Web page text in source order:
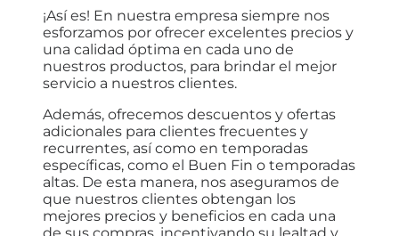
¡Así es! En nuestra empresa siempre nos
esforzamos por ofrecer excelentes precios y
una calidad óptima en cada uno de
nuestros productos, para brindar el mejor
servicio a nuestros clientes.
Además, ofrecemos descuentos y ofertas
adicionales para clientes frecuentes y
recurrentes, así como en temporadas
específicas, como el Buen Fin o temporadas
altas. De esta manera, nos aseguramos de
que nuestros clientes obtengan los
mejores precios y beneficios en cada una